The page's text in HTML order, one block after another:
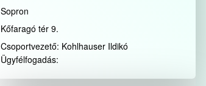
Sopron
Kőfaragó tér 9.
Csoportvezető: Kohlhauser Ildikó
Ügyfélfogadás: